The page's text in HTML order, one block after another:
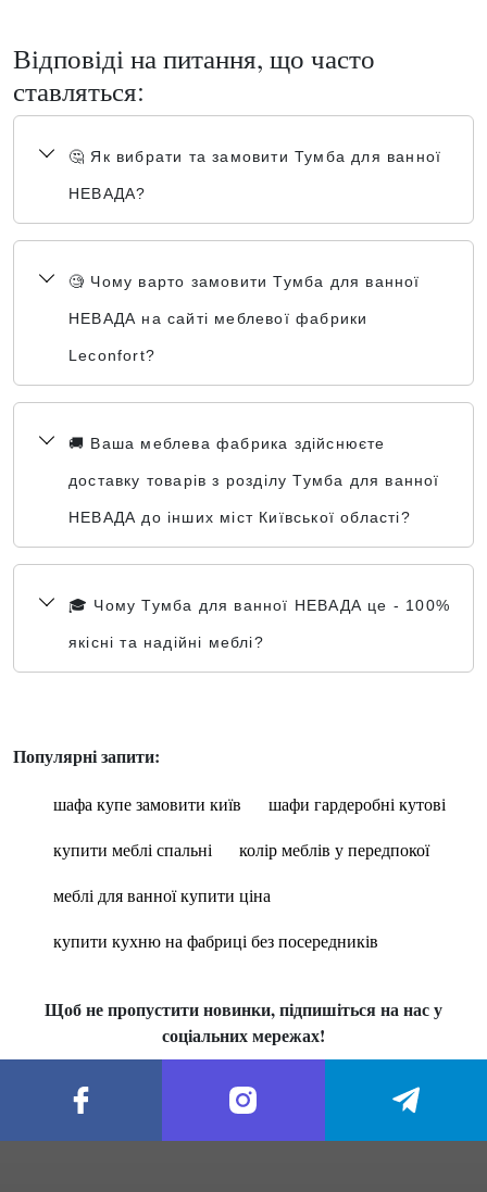
Відповіді на питання, що часто
ставляться:
🤔 Як вибрати та замовити Тумба для ванної
НЕВАДА?
🧐 Чому варто замовити Тумба для ванної
НЕВАДА на сайті меблевої фабрики
Leconfort?
🚚 Ваша меблева фабрика здійснюєте
доставку товарів з розділу Тумба для ванної
НЕВАДА до інших міст Київської області?
🎓 Чому Тумба для ванної НЕВАДА це - 100%
якісні та надійні меблі?
Популярні запити:
шафа купе замовити київ
шафи гардеробні кутові
купити меблі спальні
колір меблів у передпокої
меблі для ванної купити ціна
купити кухню на фабриці без посередників
Щоб не пропустити новинки, підпишіться на нас у
соціальних мережах!